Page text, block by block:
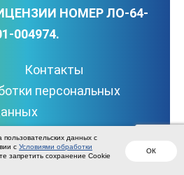
НОМЕР ЛО-64-
004974.
Контакты
персональных
наверх
ОК
данных с
с Условиями обработки
запретить сохранение Cookie